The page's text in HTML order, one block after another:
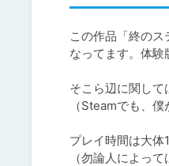
この作品「終の
なってます。体験
そこら辺に関して
（Steamでも、
プレイ時間は大体
（勿論人によっ